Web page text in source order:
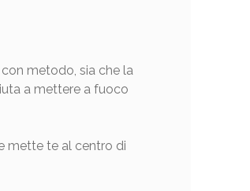
metodo, sia che la
a mettere a fuoco
mette te al centro di